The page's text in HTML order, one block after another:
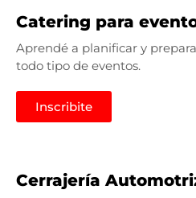
Catering para
Aprendé a planificar y
todo tipo de eventos.
Inscribite
Cerrajería